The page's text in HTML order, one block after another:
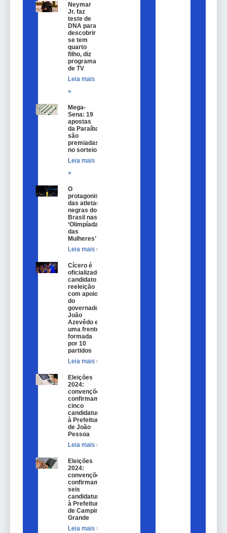
Neymar
Jr. faz
teste de
DNA para
descobrir
se tem
quarto
filho, diz
programa
de TV
Leia mais
»
Mega-
Sena: 19
apostas
da Paraíba
são
premiadas
no sorteio
Leia mais
»
O
protagonismo
das atletas
negras do
Brasil nas
‘Olimpíadas
das
Mulheres’
Leia mais »
Cícero é
oficializado
candidato a
reeleição
com apoio
do
governador
João
Azevêdo e
uma frente
formada
por 10
partidos
Leia mais »
Eleições
2024:
convenções
confirmam
cinco
candidaturas
à Prefeitura
de João
Pessoa
Leia mais »
Eleições
2024:
convenções
confirmam
seis
candidaturas
à Prefeitura
de Campina
Grande
Leia mais »